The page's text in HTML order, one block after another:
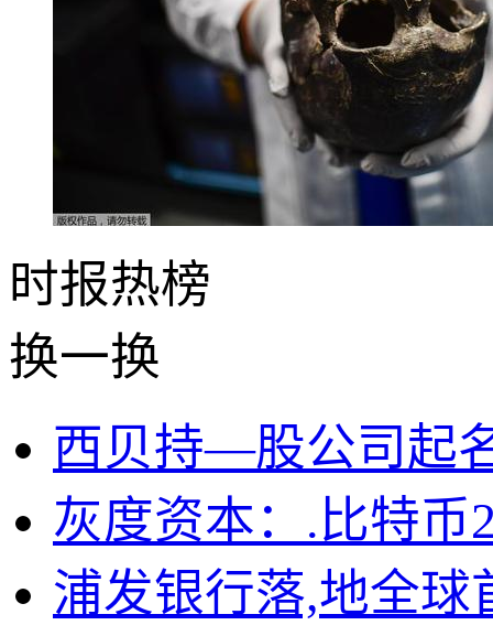
时报热榜
换一换
西贝持—股公司起
灰度资本：.比特币
浦发银行落,地全球